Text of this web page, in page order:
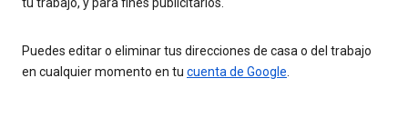
Puedes editar o eliminar tus direcciones de casa o del trabajo
en cualquier momento en tu cuenta de Google